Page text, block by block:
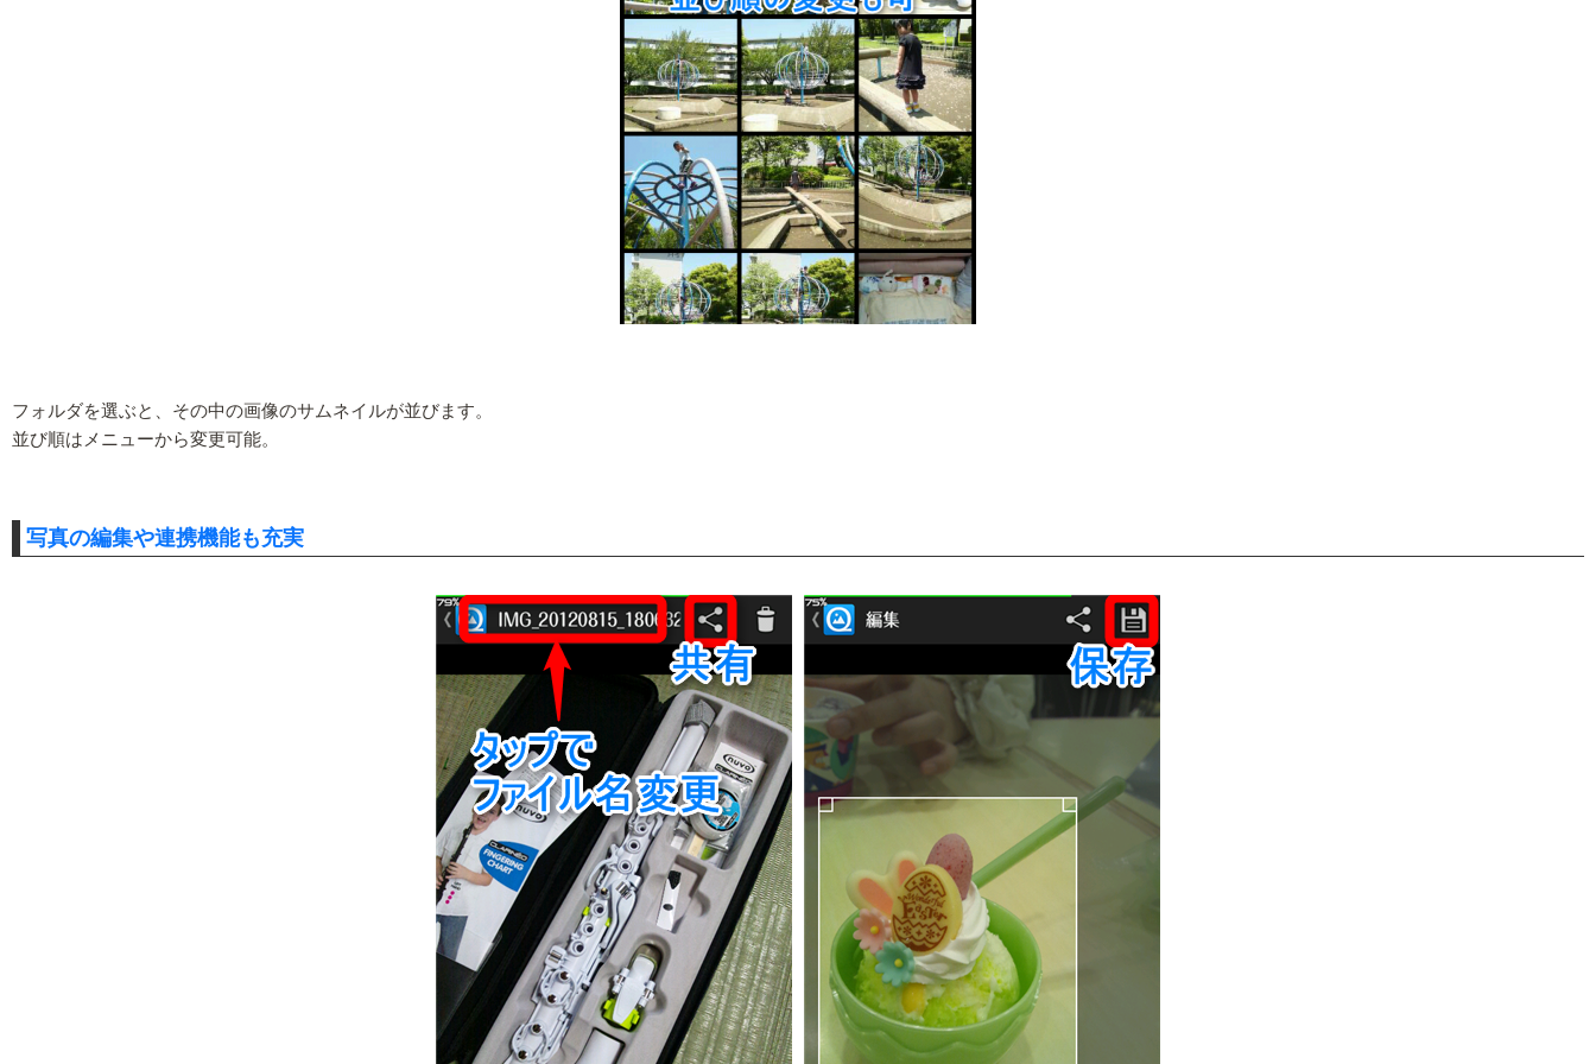
フォルダを選ぶと、その中の画像のサムネイルが並びます。
並び順はメニューから変更可能。
写真の編集や連携機能も充実